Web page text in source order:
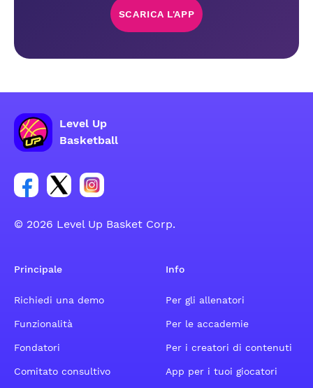
SCARICA L'APP
Level Up
Basketball
Link per il gruppo social dell'account Facebook
Link per il gruppo social dell'account Tweeter
Link per il gruppo social dell'account
© 2026 Level Up Basket Corp.
Principale
Richiedi una demo
Funzionalità
Fondatori
Comitato consultivo
Info
Per gli allenatori
Per le accademie
Per i creatori di contenuti
App per i tuoi giocatori